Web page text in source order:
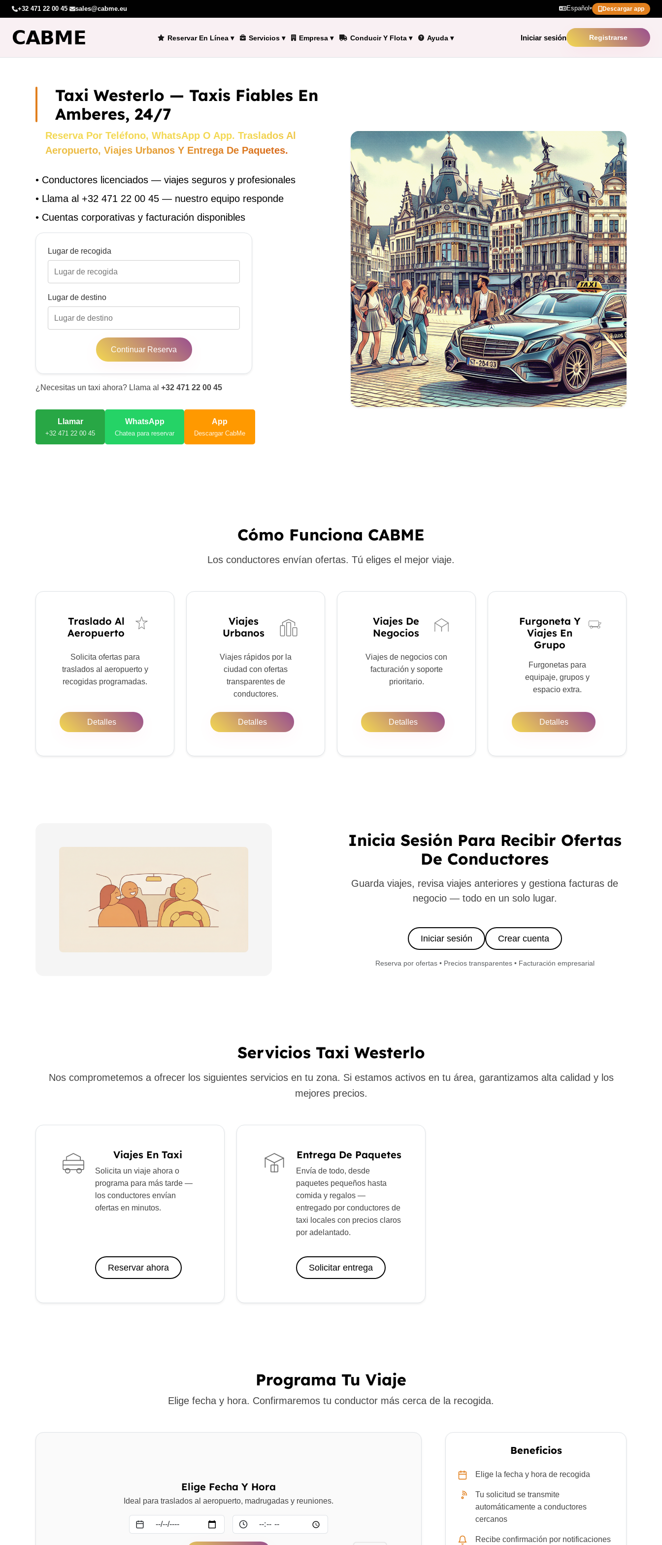
+32 471 22 00 45· sales@cabme.eu Español ▾ Descargar app
Reservar En Línea▾ Servicios ▾ Empresa▾ Conducir Y Flota▾ Ayuda ▾ Iniciar sesión Registrarse
Taxi Westerlo — Taxis Fiables En
Amberes, 24/7
Reserva Por Teléfono, WhatsApp O App. Traslados Al
Aeropuerto, Viajes Urbanos Y Entrega De Paquetes.
• Conductores licenciados — viajes seguros y profesionales
• Llama al +32 471 22 00 45 — nuestro equipo responde
• Cuentas corporativas y facturación disponibles
Lugar de recogida
Lugar de destino
Continuar Reserva
¿Necesitas un taxi ahora? Llama al +32 471 22 00 45
Llamar
+32 471 22 00 45
WhatsApp
Chatea para reservar
App
Descargar CabMe
Cómo Funciona CABME
Los conductores envían ofertas. Tú eliges el mejor viaje.
Traslado Al
Aeropuerto
Solicita ofertas para
traslados al aeropuerto y
recogidas programadas.
Detalles
Viajes
Urbanos
Viajes rápidos por la
ciudad con ofertas
transparentes de
conductores.
Detalles
Viajes De
Negocios
Viajes de negocios con
facturación y soporte
prioritario.
Detalles
Furgoneta Y
Viajes En
Grupo
Furgonetas para
equipaje, grupos y
espacio extra.
Detalles
Inicia Sesión Para Recibir Ofertas
De Conductores
Guarda viajes, revisa viajes anteriores y gestiona facturas de
negocio — todo en un solo lugar.
Iniciar sesión Crear cuenta
Reserva por ofertas • Precios transparentes • Facturación empresarial
Servicios Taxi Westerlo
Nos comprometemos a ofrecer los siguientes servicios en tu zona. Si estamos activos en tu área, garantizamos alta calidad y los
mejores precios.
Viajes En Taxi
Solicita un viaje ahora o
programa para más tarde —
los conductores envían
ofertas en minutos.
Reservar ahora
Entrega De Paquetes
Envía de todo, desde
paquetes pequeños hasta
comida y regalos —
entregado por conductores de
taxi locales con precios claros
por adelantado.
Solicitar entrega
Programa Tu Viaje
Elige fecha y hora. Confirmaremos tu conductor más cerca de la recogida.
Elige Fecha Y Hora
Ideal para traslados al aeropuerto, madrugadas y reuniones.
Beneficios
Elige la fecha y hora de recogida
Tu solicitud se transmite
automáticamente a conductores
cercanos
Recibe confirmación por notificaciones